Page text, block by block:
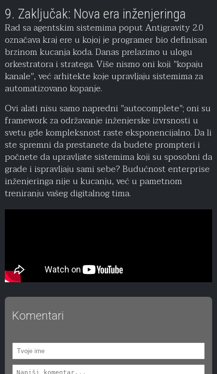
9. Zaključak: Nova era inženjeringa
Rad sa agentskim sistemima poput Antigravity 2.0
označava kraj ere u kojoj je programer bio definisan
brzinom kucanja koda. Danas prelazimo u ulogu
orkestratora i stratega. Više nismo oni koji "kopaju
kanale", već arhitekte koje upravljaju sistemima za
automatizovano kopanje.
Ovi alati nisu samo napredni "autocomplete"; oni su
framework za održavanje inženjerske izvrsnosti u
svetu gde kompleksnost raste eksponencijalno. Da li
ste spremni da prestanete da budete prompteri i
počnete da upravljate sistemima koji su sposobni da
grade i ispravljaju sami sebe? Budućnost enterprise
inženjeringa nije u kucanju, već u pametnom
treniranju vašeg digitalnog tima.
Komentari